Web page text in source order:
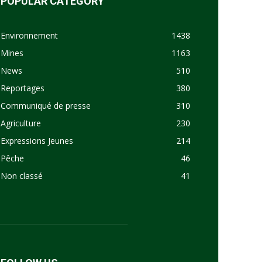
Environnement
1438
Mines
1163
News
510
Reportages
380
Communiqué de presse
310
Agriculture
230
Expressions Jeunes
214
Pêche
46
Non classé
41